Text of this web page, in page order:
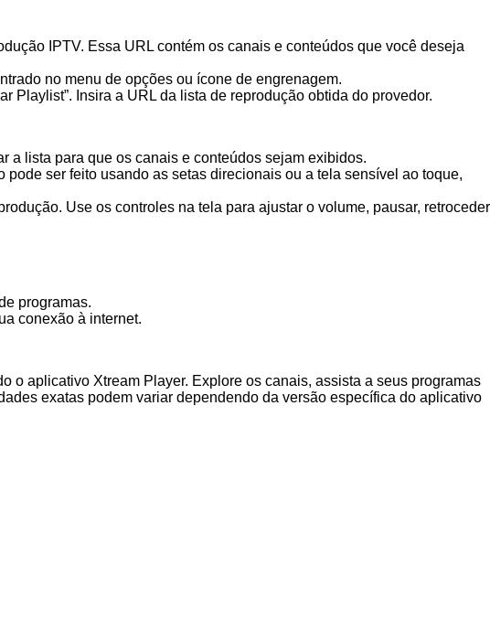
IPTV. Essa URL contém os canais e conteúdos que você deseja
no menu de opções ou ícone de engrenagem.
Playlist”. Insira a URL da lista de reprodução obtida do provedor.
a lista para que os canais e conteúdos sejam exibidos.
ser feito usando as setas direcionais ou a tela sensível ao toque,
Use os controles na tela para ajustar o volume, pausar, retroceder
programas.
conexão à internet.
o aplicativo Xtream Player. Explore os canais, assista a seus programas
exatas podem variar dependendo da versão específica do aplicativo